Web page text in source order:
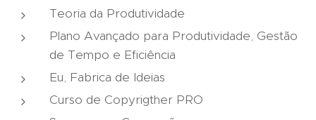
Teoria da Produtividade
Plano Avançado para Produtividade, Gestão
de Tempo e Eficiência
Eu, Fabrica de Ideias
Curso de Copyrigther PRO